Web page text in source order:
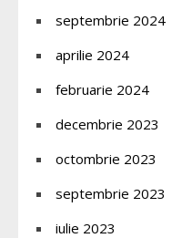
septembrie 2024
aprilie 2024
februarie 2024
decembrie 2023
octombrie 2023
septembrie 2023
iulie 2023